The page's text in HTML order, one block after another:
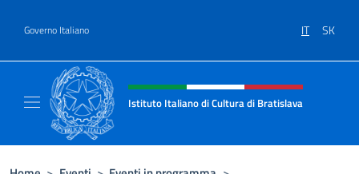
Governo Italiano IT SK
Intestazione sito, social e menù
Istituto Italiano di Cultura di Bratislava